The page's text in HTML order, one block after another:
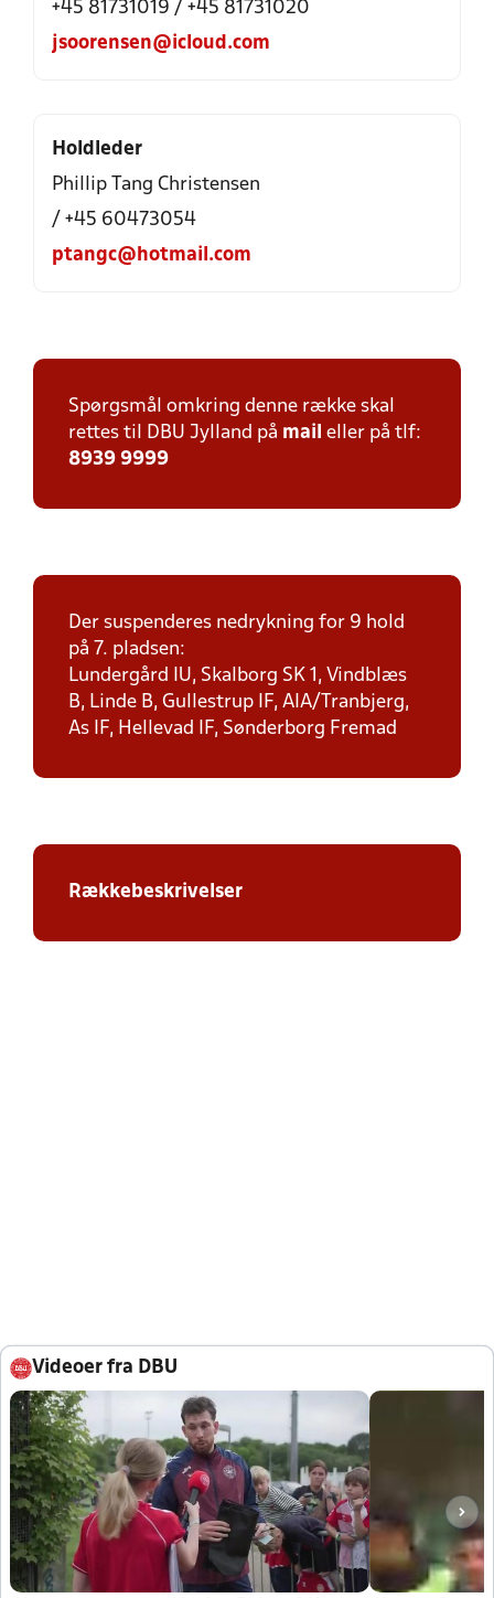
+45 81731019 / +45 81731020
jsoorensen@icloud.com
Holdleder
Phillip Tang Christensen
/ +45 60473054
ptangc@hotmail.com
Spørgsmål omkring denne række skal
rettes til DBU Jylland på mail eller på tlf:
8939 9999
Der suspenderes nedrykning for 9 hold
på 7. pladsen:
Lundergård IU, Skalborg SK 1, Vindblæs
B, Linde B, Gullestrup IF, AIA/Tranbjerg,
As IF, Hellevad IF, Sønderborg Fremad
Rækkebeskrivelser
Videoer fra DBU